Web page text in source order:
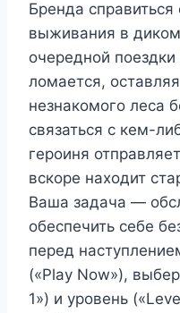
Бренда справиться
выживания в
очередной
ломается,
незнакомого леса
связаться с кем-
героиня
вскоре находит
Ваша задача —
обеспечить себе
перед
(«Play Now»),
1») и уровень